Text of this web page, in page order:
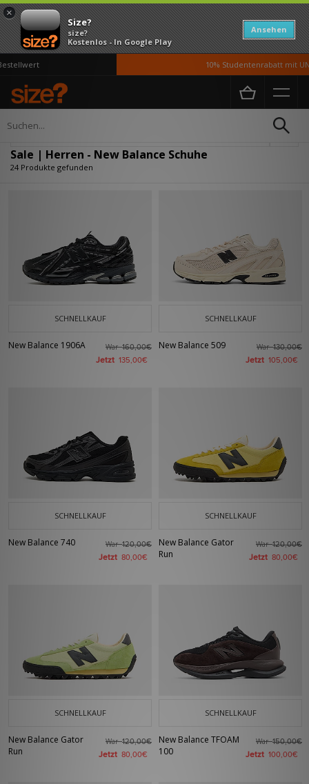
×
Size?
size?
Kostenlos - In Google Play
Ansehen
10% Studentenrabatt mit
Home Herren
Sale | Herren - New Balance Schuhe
24 Produkte gefunden
SCHNELLKAUF
New Balance 1906A War160,00€
Jetzt 135,00€
SCHNELLKAUF
New Balance 509 War130,00€
Jetzt 105,00€
SCHNELLKAUF
New Balance 740 War120,00€
Jetzt 80,00€
SCHNELLKAUF
New Balance Gator
Run
War120,00€
Jetzt 80,00€
SCHNELLKAUF
New Balance Gator
Run
War120,00€
Jetzt 80,00€
SCHNELLKAUF
New Balance TFOAM
100
War150,00€
Jetzt 100,00€